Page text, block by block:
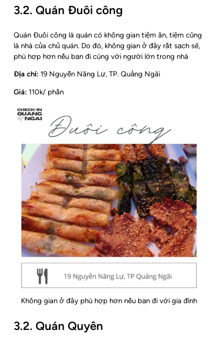
3.2. Quán Đuôi công
Quán Đuôi công là quán có không gian tiệm ăn, tiệm cũng
là nhà của chủ quán. Do đó, không gian ở đây rất sạch sẽ,
phù hợp hơn nếu bạn đi cùng với người lớn trong nhà
Địa chỉ: 19 Nguyễn Năng Lự, TP. Quảng Ngãi
Giá: 110k/ phần
Không gian ở đây phù hợp hơn nếu bạn đi với gia đình
3.2. Quán Quyên